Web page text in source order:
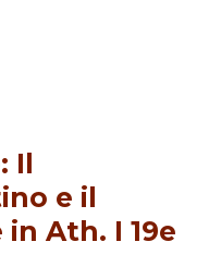
Il
e il
Ath. I 19e